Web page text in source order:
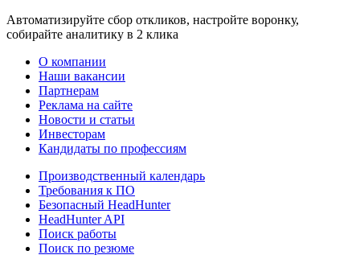
Автоматизируйте сбор откликов, настройте воронку,
собирайте аналитику в 2 клика
О компании
Наши вакансии
Партнерам
Реклама на сайте
Новости и статьи
Инвесторам
Кандидаты по профессиям
Производственный календарь
Требования к ПО
Безопасный HeadHunter
HeadHunter API
Поиск работы
Поиск по резюме